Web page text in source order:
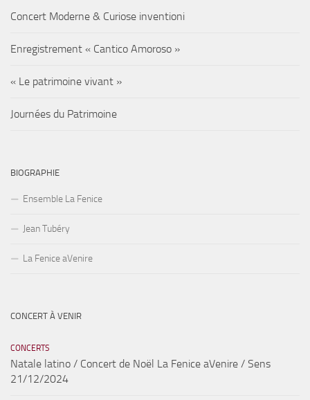
Concert Moderne & Curiose inventioni
Enregistrement « Cantico Amoroso »
« Le patrimoine vivant »
Journées du Patrimoine
BIOGRAPHIE
Ensemble La Fenice
Jean Tubéry
La Fenice aVenire
CONCERT À VENIR
CONCERTS
Natale latino / Concert de Noël La Fenice aVenire / Sens
21/12/2024